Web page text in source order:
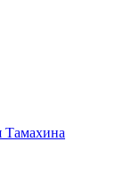
Тамахина